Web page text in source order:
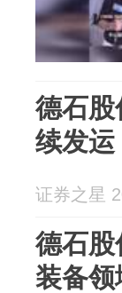
德石股
续发运
证券之星
德石股
装备领